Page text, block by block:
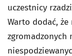
uczestnicy
Warto dodać,
zgromadzonych